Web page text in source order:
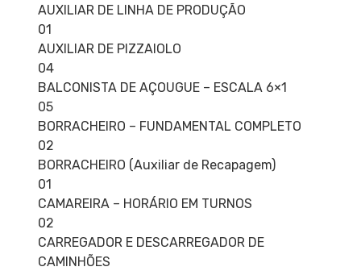
AUXILIAR DE LINHA DE PRODUÇÃO
01
AUXILIAR DE PIZZAIOLO
04
BALCONISTA DE AÇOUGUE – ESCALA 6×1
05
BORRACHEIRO – FUNDAMENTAL COMPLETO
02
BORRACHEIRO (Auxiliar de Recapagem)
01
CAMAREIRA – HORÁRIO EM TURNOS
02
CARREGADOR E DESCARREGADOR DE
CAMINHÕES